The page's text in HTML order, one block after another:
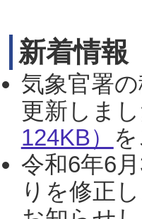
新着情報
気象官署
更新しま
124KB）
令和6年6
りを修正